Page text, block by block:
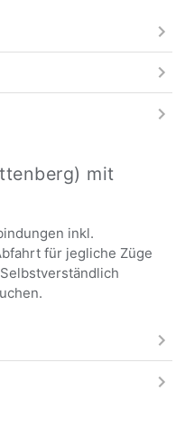
mit
inkl.
für jegliche Züge